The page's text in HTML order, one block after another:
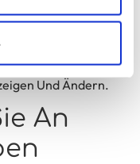
Registrieren (falls
Ihrem Profil
Alle Konten
Anzeigen, Ändern
Site-Manager
Und Ändern.
An